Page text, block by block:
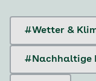
#Wetter &
#Nachhaltige